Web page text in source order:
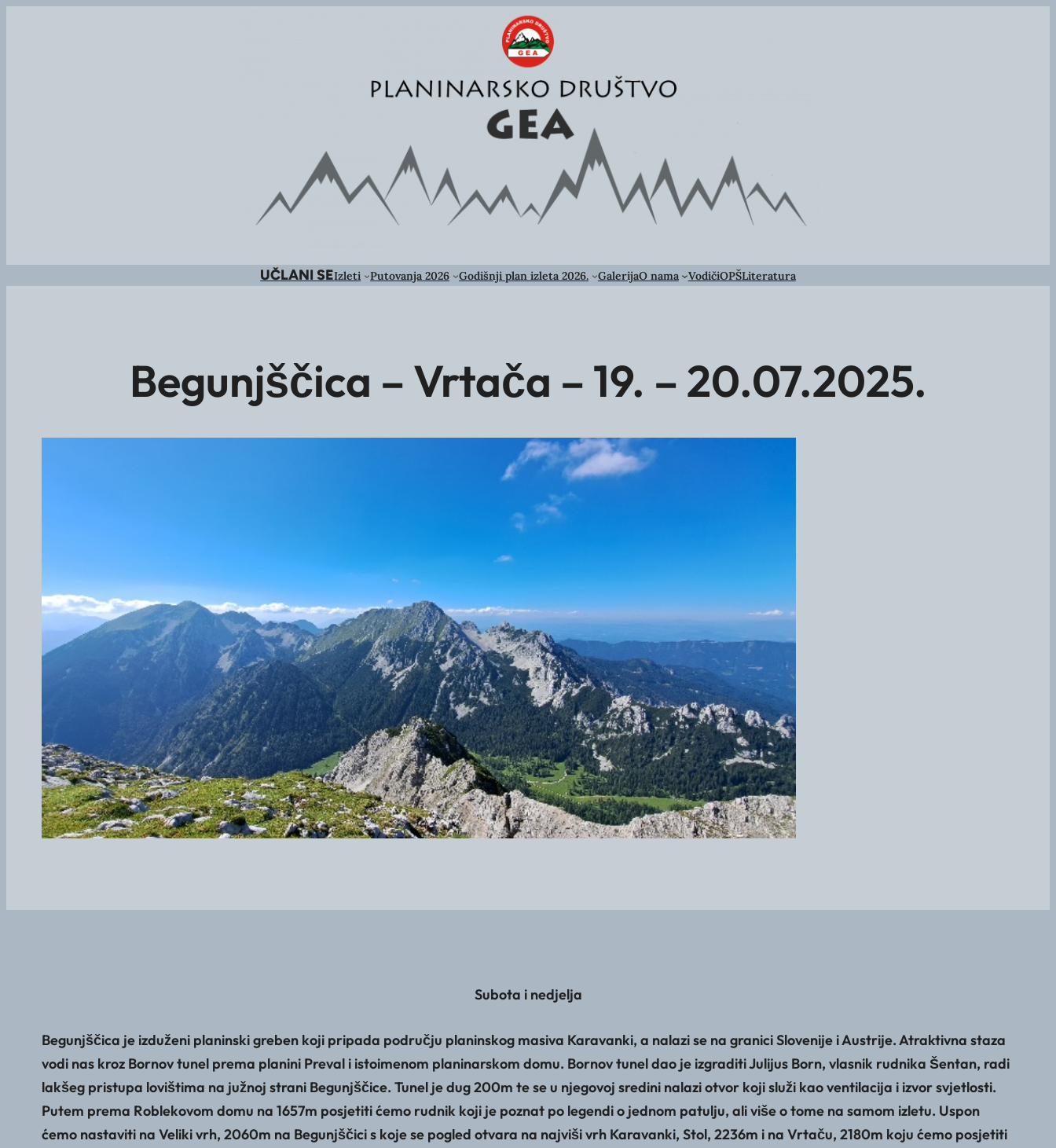
UČLANI SEIzleti Putovanja 2026 Godišnji plan izleta 2026. GalerijaO nama VodičiOPŠLiteratura
Begunjščica – Vrtača – 19. – 20.07.2025.
Subota i nedjelja
Begunjščica je izduženi planinski greben koji pripada području planinskog masiva Karavanki, a nalazi se na granici Slovenije i Austrije. Atraktivna staza
vodi nas kroz Bornov tunel prema planini Preval i istoimenom planinarskom domu. Bornov tunel dao je izgraditi Julijus Born, vlasnik rudnika Šentan, radi
lakšeg pristupa lovištima na južnoj strani Begunjščice. Tunel je dug 200m te se u njegovoj sredini nalazi otvor koji služi kao ventilacija i izvor svjetlosti.
Putem prema Roblekovom domu na 1657m posjetiti ćemo rudnik koji je poznat po legendi o jednom patulju, ali više o tome na samom izletu. Uspon
ćemo nastaviti na Veliki vrh, 2060m na Begunjščici s koje se pogled otvara na najviši vrh Karavanki, Stol, 2236m i na Vrtaču, 2180m koju ćemo posjetiti